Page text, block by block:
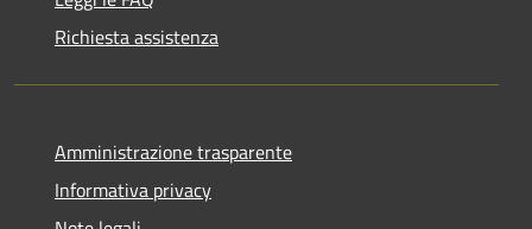
Richiesta assistenza
Amministrazione trasparente
Informativa privacy